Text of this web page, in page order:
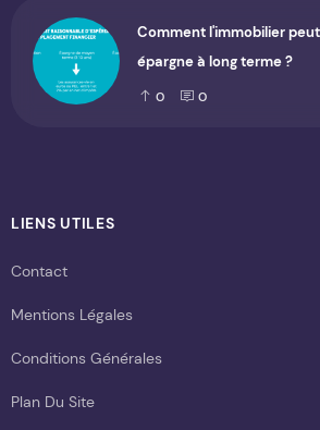
Comment l'immobilier
épargne à long terme ?
0 0
LIENS UTILES
Contact
Mentions Légales
Conditions Générales
Plan Du Site